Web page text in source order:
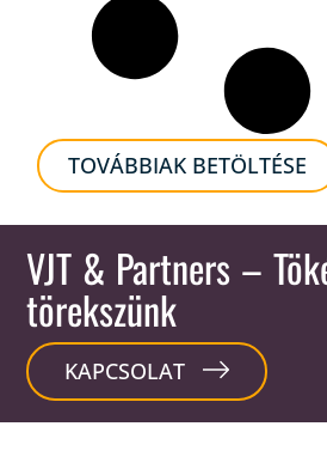
TOVÁBBIAK BETÖLTÉSE
VJT & Partners –
törekszünk
KAPCSOLAT